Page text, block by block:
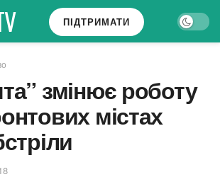
ПІДТРИМАТИ
змінює роботу
містах